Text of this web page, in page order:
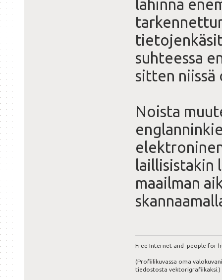
lähinnä
suhteessa
sitten niissä
Noista
laillisistakin
maailman
Free Internet and people for
(Profiilikuvassa oma
tiedostosta vektorigrafiikaksi.)